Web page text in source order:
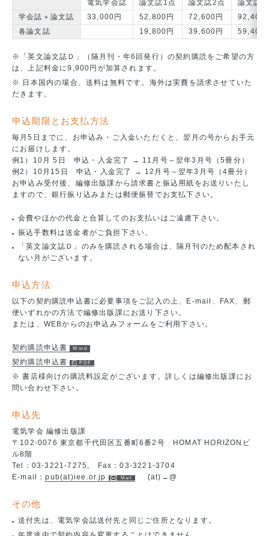
電気学会誌 論文誌1点 論文誌2点
論文誌3
学会誌＋論文誌
33,000円 52,800円 72,600円
92,400
各論文誌
19,800円 39,600円 59,400
※「英文論文誌Ｄ」（隔月刊・年6回発行）の契約購読をご希望の方
は、上記料金に9,900円が加算されます。
※ 日本国内の場合、送料は無料です。海外は実費を請求させていた
だきます。
申込期限とお支払方法
毎月5日までに、お申込み・ご入金いただくと、翌月の号からお手元
にお届けします。
例1）10月 5日 申込・入金完了 → 11月号～翌年3月号（5冊分）
例2）10月15日 申込・入金完了 → 12月号～翌年3月号（4冊分）
お申込み受付後、編修出版課から請求書と振込用紙をお送りいたし
ますので、銀行振り込みまたは郵便振替でお支払下さい。
会費やほかの代金と合算してのお支払いはご遠慮下さい。
振込手数料は送金者がご負担下さい。
「英文論文誌Ｄ」のみを購読される場合は、隔月刊のため配本され
ない月がございます。
申込方法
以下の契約購読申込書に必要事項をご記入の上、E-mail、FAX、郵
便いずれかの方法で編修出版課にお送り下さい。
または、WEBからのお申込みフォームをご利用下さい。
契約購読申込書
契約購読申込書
※ 書店様向けの購読料設定がございます。詳しくは編修出版課にお
問い合わせ下さい。
申込先
電気学会 編修出版課
〒102-0076 東京都千代田区五番町6番2号 HOMAT HORIZONビ
ル8階
Tel：03-3221-7275, Fax：03-3221-3704
E-mail：pub(at)iee.or.jp (at)→@
その他
送付先は、電気学会誌送付先と同じご住所となります。